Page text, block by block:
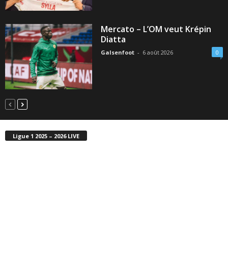
Mercato – L’OM veut Krépin
Diatta
Galsenfoot - 6 août 2026 0
Ligue 1 2025 – 2026 LIVE